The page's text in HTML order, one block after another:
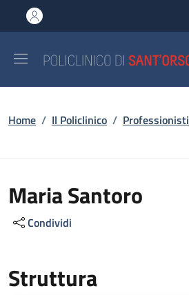
al contenuto principale
to footer content
Briciole di pane
Home / Il Policlinico / Professionisti
Maria Santoro
Condividi
Struttura